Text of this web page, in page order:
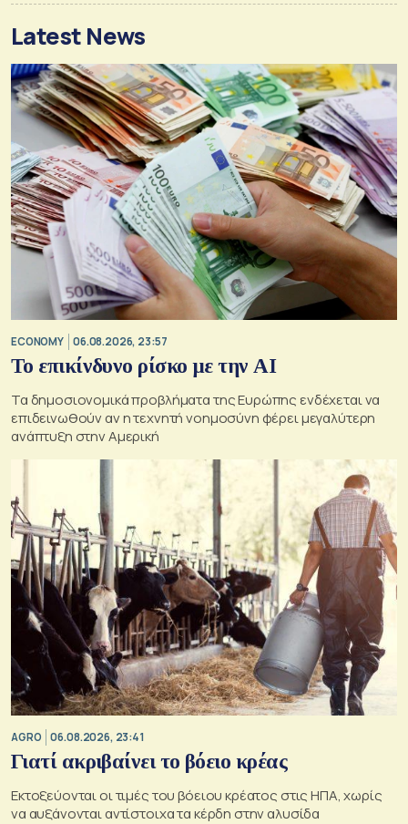
Latest News
ECONOMY 06.08.2026, 23:57
Το επικίνδυνο ρίσκο με την ΑΙ
Τα δημοσιονομικά προβλήματα της Ευρώπης ενδέχεται να
επιδεινωθούν αν η τεχνητή νοημοσύνη φέρει μεγαλύτερη
ανάπτυξη στην Αμερική
AGRO 06.08.2026, 23:41
Γιατί ακριβαίνει το βόειο κρέας
Εκτοξεύονται οι τιμές του βόειου κρέατος στις ΗΠΑ, χωρίς
να αυξάνονται αντίστοιχα τα κέρδη στην αλυσίδα